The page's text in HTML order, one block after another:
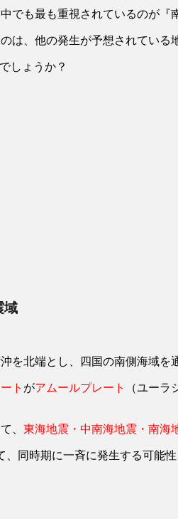
でも最も重視されているのが『
は、他の発生が予想されてい
しょうか？
域
を北端とし、四国の南側海域を
ト がアムールプレート
（ユー
、 東海地震・中南海地震・南海
、同時期に一斉に発生する可能